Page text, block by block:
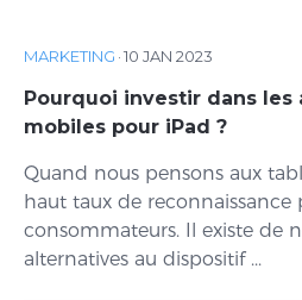
MARKETING ·10 JAN 2023
Pourquoi investir dans les
mobiles pour iPad ?
Quand nous pensons aux
haut taux de
consommateurs. Il existe de
alternatives au dispositif ...